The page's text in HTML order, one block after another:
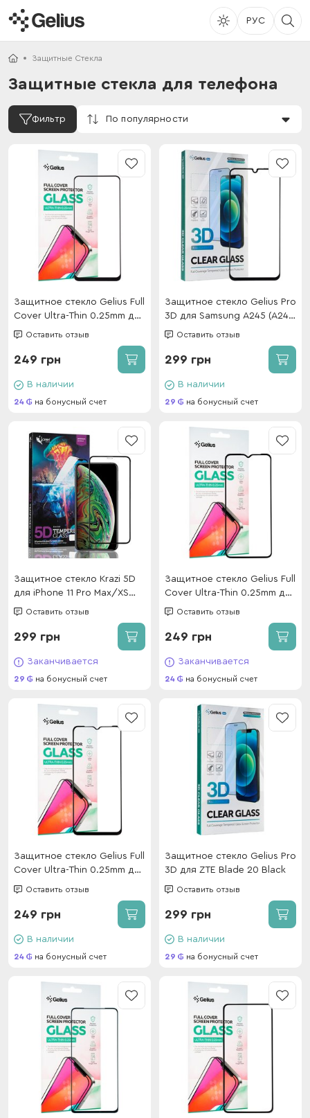
РУС
Защитные Стекла
Защитные стекла для телефона
Фильтр По популярности
Защитное стекло Gelius Full
Cover Ultra-Thin 0.25mm для
Oppo A78 4G Black
Оставить отзыв
249 грн
В наличии
24 на бонусный счет
Защитное стекло Gelius Pro
3D для Samsung A245 (A24)
Black
Оставить отзыв
299 грн
В наличии
29 на бонусный счет
Защитное стекло Krazi 5D
для iPhone 11 Pro Max/XS
Max Black
Оставить отзыв
299 грн
Заканчивается
29 на бонусный счет
Защитное стекло Gelius Full
Cover Ultra-Thin 0.25mm для
Poco M5 Black
Оставить отзыв
249 грн
Заканчивается
24 на бонусный счет
Защитное стекло Gelius Full
Cover Ultra-Thin 0.25mm для
Oppo A57s/A77 Black
Оставить отзыв
249 грн
В наличии
24 на бонусный счет
Защитное стекло Gelius Pro
3D для ZTE Blade 20 Black
Оставить отзыв
299 грн
В наличии
29 на бонусный счет